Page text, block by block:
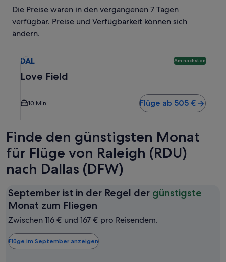
Die Preise waren in den vergangenen 7 Tagen
verfügbar. Preise und Verfügbarkeit können sich
ändern.
DAL Am nächsten
Love Field
10 Min. Flüge ab 505 €
Finde den günstigsten Monat
für Flüge von Raleigh (RDU)
nach Dallas (DFW)
September ist in der Regel der günstigste
Monat zum Fliegen
ist
der
Zwischen 116 € und 167 € pro Reisendem.
Flüge im September anzeigen